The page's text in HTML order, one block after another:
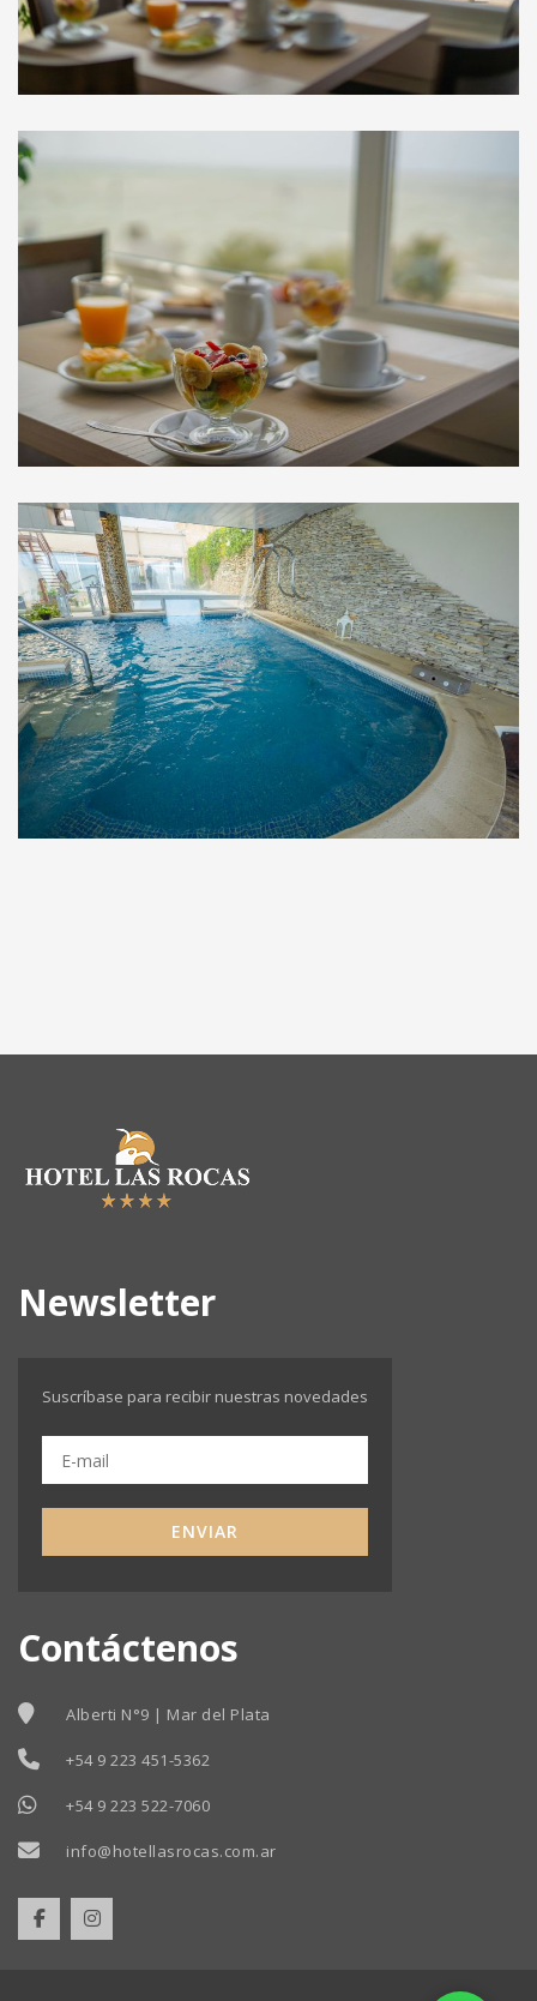
Newsletter
Suscríbase para recibir nuestras novedades
ENVIAR
Contáctenos
Alberti N°9 | Mar del Plata
+54 9 223 451-5362
+54 9 223 522-7060
info@hotellasrocas.com.ar